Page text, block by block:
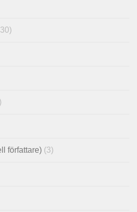
författare) (3)